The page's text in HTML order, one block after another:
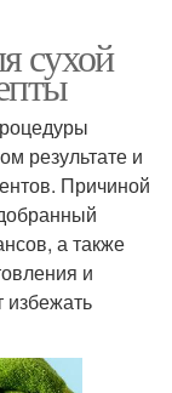
сухой
результате и
Причиной
а также
и